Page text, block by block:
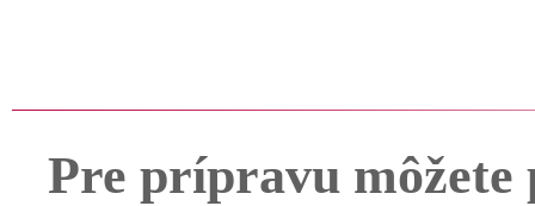
Pre prípravu